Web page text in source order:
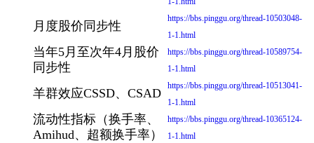
月度股价同步性
https://bbs.pinggu.org/thread-10503048-
1-1.html
当年5月至次年4月股价
同步性
https://bbs.pinggu.org/thread-10589754-
1-1.html
羊群效应CSSD、CSAD
https://bbs.pinggu.org/thread-10513041-
1-1.html
流动性指标（换手率、
Amihud、超额换手率）
https://bbs.pinggu.org/thread-10365124-
1-1.html